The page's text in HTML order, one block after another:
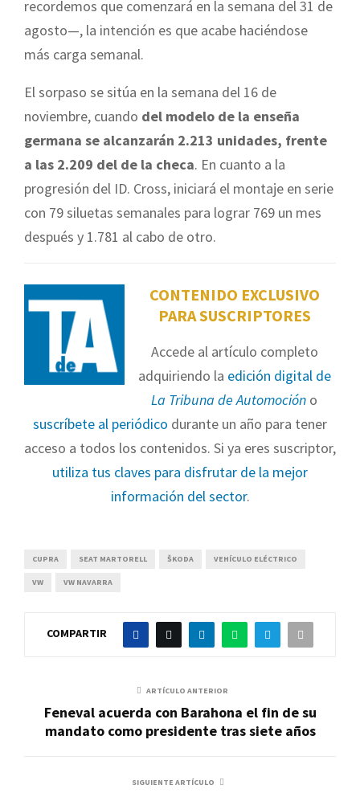
recordemos que comenzará en la semana del 31 de
agosto—, la intención es que acabe haciéndose
más carga semanal.
El sorpaso se sitúa en la semana del 16 de
noviembre, cuando del modelo de la enseña
germana se alcanzarán 2.213 unidades, frente
a las 2.209 del de la checa. En cuanto a la
progresión del ID. Cross, iniciará el montaje en serie
con 79 siluetas semanales para lograr 769 un mes
después y 1.781 al cabo de otro.
CONTENIDO EXCLUSIVO
PARA SUSCRIPTORES
Accede al artículo completo
adquiriendo la edición digital de
La Tribuna de Automoción o
suscríbete al periódico durante un año para tener
acceso a todos los contenidos. Si ya eres suscriptor,
utiliza tus claves para disfrutar de la mejor
información del sector.
CUPRA SEAT MARTORELL ŠKODA VEHÍCULO ELÉCTRICO
VW VW NAVARRA
COMPARTIR
ARTÍCULO ANTERIOR
Feneval acuerda con Barahona el fin de su
mandato como presidente tras siete años
SIGUIENTE ARTÍCULO